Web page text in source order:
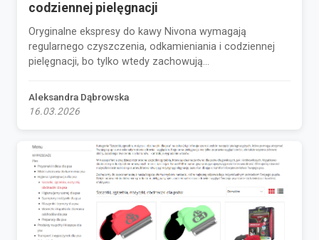
codziennej pielęgnacji
Oryginalne ekspresy do kawy Nivona wymagają
regularnego czyszczenia, odkamieniania i codziennej
pielęgnacji, bo tylko wtedy zachowują...
Aleksandra Dąbrowska
16.03.2026